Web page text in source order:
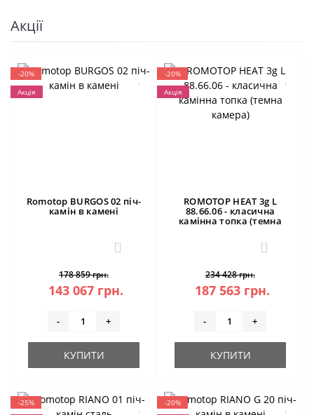
Акції
-20%
Акція
Romotop BURGOS 02 піч-
камін в камені
3
178 859 грн.
143 067 грн.
- +
КУПИТИ
-20%
Акція
ROMOTOP HEAT 3g L
88.66.06 - класична
камінна топка (темна
0
234 428 грн.
187 563 грн.
- +
КУПИТИ
-25%
-20%